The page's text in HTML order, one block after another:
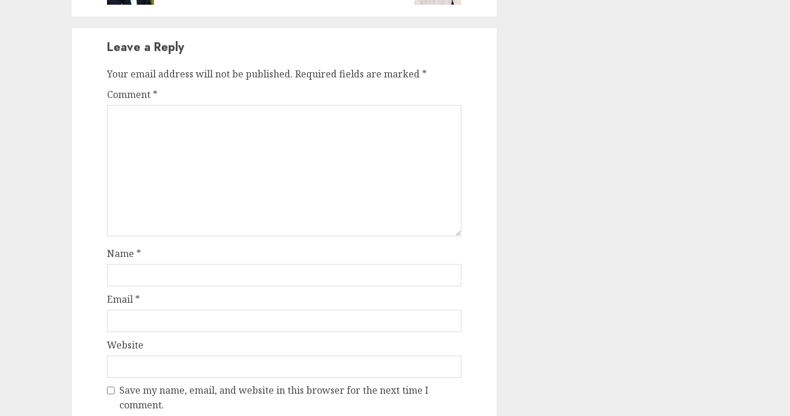
Leave a Reply
Your email address will not be published. Required fields are marked *
Comment *
Name *
Email *
Website
Save my name, email, and website in this browser for the next time I
comment.